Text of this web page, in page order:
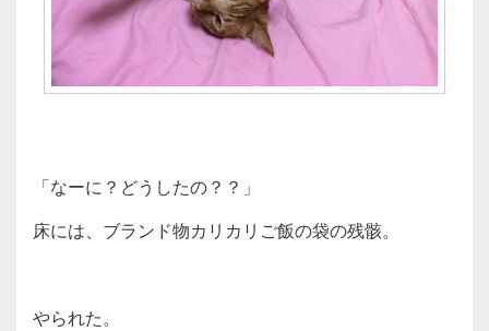
「なーに？どうしたの？？」
床には、ブランド物カリカリご飯の袋の残骸。
やられた。